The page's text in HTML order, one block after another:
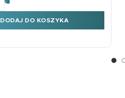
DODAJ DO KOSZYKA